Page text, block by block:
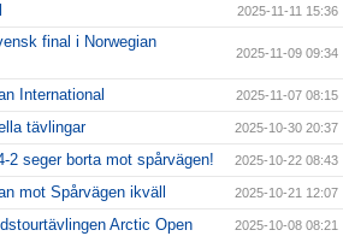
2025-11-11 15:36
final i Norwegian
2025-11-09 09:34
International 2025-11-07 08:15
tävlingar 2025-10-30 20:37
2 seger borta mot spårvägen! 2025-10-22 08:43
mot Spårvägen ikväll 2025-10-21 12:07
Arctic Open 2025-10-08 08:21